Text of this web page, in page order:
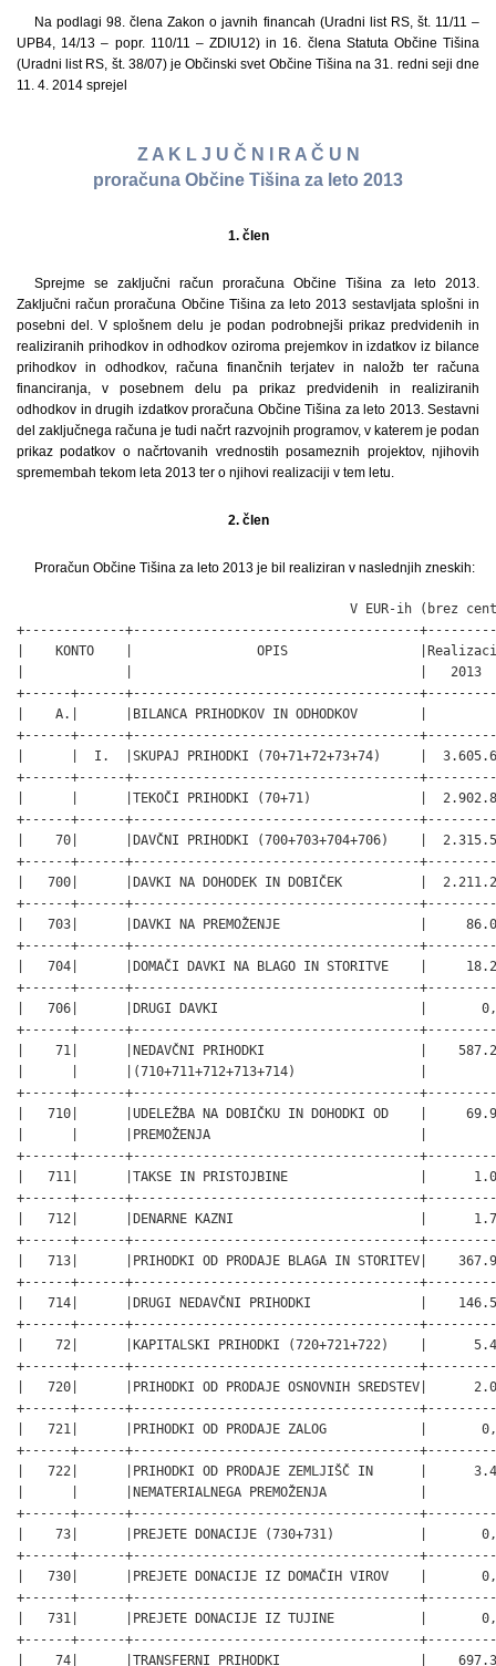
Na podlagi 98. člena Zakon o javnih financah (Uradni list RS, št. 11/11 –
UPB4, 14/13 – popr. 110/11 – ZDIU12) in 16. člena Statuta Občine Tišina
(Uradni list RS, št. 38/07) je Občinski svet Občine Tišina na 31. redni seji dne
11. 4. 2014 sprejel
Z A K L J U Č N I R A Č U N
proračuna Občine Tišina za leto 2013
1. člen
Sprejme se zaključni račun proračuna Občine Tišina za leto 2013.
Zaključni račun proračuna Občine Tišina za leto 2013 sestavljata splošni in
posebni del. V splošnem delu je podan podrobnejši prikaz predvidenih in
realiziranih prihodkov in odhodkov oziroma prejemkov in izdatkov iz bilance
prihodkov in odhodkov, računa finančnih terjatev in naložb ter računa
financiranja, v posebnem delu pa prikaz predvidenih in realiziranih
odhodkov in drugih izdatkov proračuna Občine Tišina za leto 2013. Sestavni
del zaključnega računa je tudi načrt razvojnih programov, v katerem je podan
prikaz podatkov o načrtovanih vrednostih posameznih projektov, njihovih
spremembah tekom leta 2013 ter o njihovi realizaciji v tem letu.
2. člen
Proračun Občine Tišina za leto 2013 je bil realiziran v naslednjih zneskih:
V EUR-ih (brez centov)
+-------------+-------------------------------------+-----------+
|    KONTO    |                OPIS                 |Realizacija|
|             |                                     |   2013    |
+------+------+-------------------------------------+-----------+
|    A.|      |BILANCA PRIHODKOV IN ODHODKOV        |           |
+------+------+-------------------------------------+-----------+
|      |  I.  |SKUPAJ PRIHODKI (70+71+72+73+74)     |  3.605.641|
+------+------+-------------------------------------+-----------+
|      |      |TEKOČI PRIHODKI (70+71)              |  2.902.831|
+------+------+-------------------------------------+-----------+
|    70|      |DAVČNI PRIHODKI (700+703+704+706)    |  2.315.552|
+------+------+-------------------------------------+-----------+
|   700|      |DAVKI NA DOHODEK IN DOBIČEK          |  2.211.241|
+------+------+-------------------------------------+-----------+
|   703|      |DAVKI NA PREMOŽENJE                  |     86.070|
+------+------+-------------------------------------+-----------+
|   704|      |DOMAČI DAVKI NA BLAGO IN STORITVE    |     18.241|
+------+------+-------------------------------------+-----------+
|   706|      |DRUGI DAVKI                          |       0,00|
+------+------+-------------------------------------+-----------+
|    71|      |NEDAVČNI PRIHODKI                    |    587.279|
|      |      |(710+711+712+713+714)                |           |
+------+------+-------------------------------------+-----------+
|   710|      |UDELEŽBA NA DOBIČKU IN DOHODKI OD    |     69.937|
|      |      |PREMOŽENJA                           |           |
+------+------+-------------------------------------+-----------+
|   711|      |TAKSE IN PRISTOJBINE                 |      1.065|
+------+------+-------------------------------------+-----------+
|   712|      |DENARNE KAZNI                        |      1.718|
+------+------+-------------------------------------+-----------+
|   713|      |PRIHODKI OD PRODAJE BLAGA IN STORITEV|    367.980|
+------+------+-------------------------------------+-----------+
|   714|      |DRUGI NEDAVČNI PRIHODKI              |    146.580|
+------+------+-------------------------------------+-----------+
|    72|      |KAPITALSKI PRIHODKI (720+721+722)    |      5.467|
+------+------+-------------------------------------+-----------+
|   720|      |PRIHODKI OD PRODAJE OSNOVNIH SREDSTEV|      2.049|
+------+------+-------------------------------------+-----------+
|   721|      |PRIHODKI OD PRODAJE ZALOG            |       0,00|
+------+------+-------------------------------------+-----------+
|   722|      |PRIHODKI OD PRODAJE ZEMLJIŠČ IN      |      3.417|
|      |      |NEMATERIALNEGA PREMOŽENJA            |           |
+------+------+-------------------------------------+-----------+
|    73|      |PREJETE DONACIJE (730+731)           |       0,00|
+------+------+-------------------------------------+-----------+
|   730|      |PREJETE DONACIJE IZ DOMAČIH VIROV    |       0,00|
+------+------+-------------------------------------+-----------+
|   731|      |PREJETE DONACIJE IZ TUJINE           |       0,00|
+------+------+-------------------------------------+-----------+
|    74|      |TRANSFERNI PRIHODKI                  |    697.343|
+------+------+-------------------------------------+-----------+
|   740|      |TRANSFERNI PRIHODKI IZ DRUGIH        |    697.343|
|      |      |JAVNOFINANČNIH INSTITUCIJ            |           |
+------+------+-------------------------------------+-----------+
|   741|      |PREJETA SREDSTVA IZ DRŽAVNEGA        |       0,00|
|      |      |PRORAČUNA IZ SREDSTEV PRORAČUNA      |           |
|      |      |EVROPSKE UNIJE                       |           |
+------+------+-------------------------------------+-----------+
|      | II.  |SKUPAJ ODHODKI (40+41+42+43)         |  3.820.730|
+------+------+-------------------------------------+-----------+
|    40|      |TEKOČI ODHODKI (400+401+402+403+409) |  1.660.075|
+------+------+-------------------------------------+-----------+
|   400|      |PLAČE IN DRUGI IZDATKI ZAPOSLENIM    |    397.894|
+------+------+-------------------------------------+-----------+
|   401|      |PRISPEVKI DELODAJALCEV ZA SOCIALNO   |     61.642|
|      |      |VARNOST                              |           |
+------+------+-------------------------------------+-----------+
|   402|      |IZDATKI ZA BLAGO IN STORITVE         |  1.185.614|
+------+------+-------------------------------------+-----------+
|   403|      |PLAČILA DOMAČIH OBRESTI              |      9.926|
+------+------+-------------------------------------+-----------+
|   409|      |SREDSTVA, IZLOČENA V REZERVE         |      5.000|
+------+------+-------------------------------------+-----------+
|    41|      |TEKOČI TRANSFERI (410+411+412+413)   |  1.097.347|
+------+------+-------------------------------------+-----------+
|   410|      |SUBVENCIJE                           |     63.984|
+------+------+-------------------------------------+-----------+
|   411|      |TRANSFERI POSAMEZNIKOM IN            |    672.737|
|      |      |GOSPODINJSTVOM                       |           |
+------+------+-------------------------------------+-----------+
|   412|      |TRANSFERI NEPROFITNIM ORGANIZAC. IN  |    117.577|
|      |      |USTANOVAM                            |           |
+------+------+-------------------------------------+-----------+
|   413|      |DRUGI TEKOČI DOMAČI TRANSFERI        |    243.049|
+------+------+-------------------------------------+-----------+
|    42|      |INVESTICIJSKI ODHODKI (420)          |    976.804|
+------+------+-------------------------------------+-----------+
|   420|      |NAKUP IN GRADNJA OSNOVNIH SREDSTEV   |    976.804|
+------+------+-------------------------------------+-----------+
|    43|      |INVESTICIJSKI TRANSFERI (430)        |     86.503|
+------+------+-------------------------------------+-----------+
|   430|      |INVESTICIJSKI TRANSFER               |       0,00|
+------+------+-------------------------------------+-----------+
|   431|      |INVESTICIJSKI TRANSFERI PRAVNIM IN   |     62.013|
|      |      |FIZ. OSEBAM                          |           |
+------+------+-------------------------------------+-----------+
|   432|      |INVESTICIJSKI TRANSFERI PRORAČUNSKIM |     24.490|
|      |      |UPORABNIKOM                          |           |
+------+------+-------------------------------------+-----------+
|      | III. |PRORAČUNSKI PRESEŽEK (PRIMANJKLJAJ)  |    215.089|
|      |      |(I.–II.) (SKUPAJ PRIHODKI MINUS      |           |
|      |      |SKUPAJ ODHODKI)                      |           |
+------+------+-------------------------------------+-----------+
|    B.|      |RAČUN FINANČNIH TERJATEV IN NALOŽB   |           |
+------+------+-------------------------------------+-----------+
|    75| IV.  |PREJETA VRAČILA DANIH POSOJIL IN     |        783|
|      |      |PRODAJA KAPITALSKIH DELEŽEV (750+751)|           |
+------+------+-------------------------------------+-----------+
|   750|      |PREJETA VRAČILA DANIH POSOJIL        |       0,00|
+------+------+-------------------------------------+-----------+
|   751|      |PRODAJA KAPITALSKIH DELEŽEV          |       0,00|
+------+------+-------------------------------------+-----------+
|   752|      |KUPNINE IZ NASLOVA PRIVATIZACIJE     |        783|
+------+------+-------------------------------------+-----------+
|    44|  V.  |DANA POSOJILA IN POVEČANJE           |          0|
|      |      |KAPITALSKIH DELEŽEV (440+441)        |           |
+------+------+-------------------------------------+-----------+
|   440|      |DANA POSOJILA                        |       0,00|
+------+------+-------------------------------------+-----------+
|   441|      |POVEČANJE KAPITALSKIH DELEŽEV        |       0,00|
+------+------+-------------------------------------+-----------+
|      | VI.  |PREJETA MINUS DANA POSOJILA IN       |        783|
|      |      |SPREMEMBE KAPITALSKIH DELEŽEV        |           |
|      |      |(IV.–V.)                             |           |
+------+------+-------------------------------------+-----------+
|      | VII. |SKUPNI PRESEŽEK (PRIMANJKLJAJ)       |    214.306|
|      |      |PRIHODKI MINUS ODHODKI               |           |
|      |      |TER SALDO PREJETIH IN DANIH POSOJIL  |           |
|      |      |(I.+IV.)–(II.+V.)                    |           |
+------+------+-------------------------------------+-----------+
|    C.|      |RAČUN FINANCIRANJA                   |           |
+------+------+-------------------------------------+-----------+
|    50|VIII. |ZADOLŽEVANJE (500)                   |          0|
+------+------+-------------------------------------+-----------+
|   500|      |DOMAČE ZADOLŽEVANJE                  |          0|
+------+------+-------------------------------------+-----------+
|    55| IX.  |ODPLAČILA DOLGA (550)                |    105.018|
+------+------+-------------------------------------+-----------+
|   550|      |ODPLAČILA DOMAČEGA DOLGA             |    105.018|
+------+------+-------------------------------------+-----------+
|   IX.|      |POVEČANJE (ZMANJŠANJE) SREDSTEV NA   |   –319.324|
|      |      |RAČUNIH